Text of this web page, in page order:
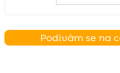
Podívám se na